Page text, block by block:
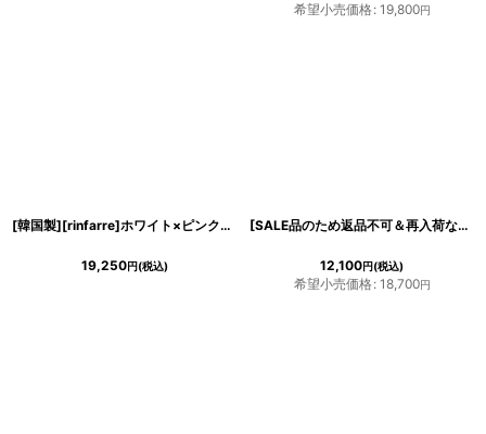
希望小売価格: 19,800円
[韓国製][rinfarre]ホワイト×ピンク系花柄・ボタニカル・フェミニン・ボートネック・ノースリーブ・タイト・ミディアムドレス・ワンピース[MIRIN着用][送料無料]
19,250円(税込)
[SALE品のため返品不可＆再入荷なしの現品限り][韓国製][rinfarre]ダブルピンク・シンプル・無地・タック入り・変形ネック・ノースリーブ・タイト・ミディアムドレス・ワンピース[MIRIN着用]
12,100円(税込)
希望小売価格: 18,700円